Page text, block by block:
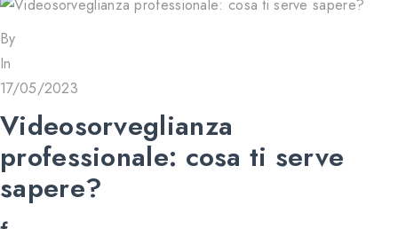
By
In
17/05/2023
Videosorveglianza
professionale: cosa ti serve
sapere?